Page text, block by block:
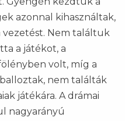
azonnal kihasználtak,
vezetést. Nem találtuk
a játékot, a
volt, míg a
nem találták
játékára. A drámai
nagyarányú